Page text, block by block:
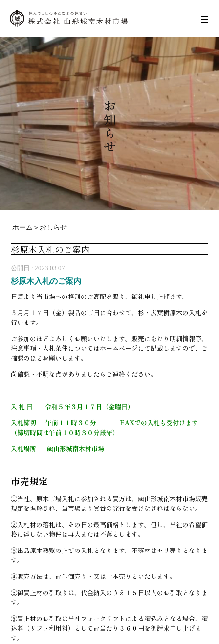
ホーム＞おしらせ
杉原木入札のご案内
公開日 :2023.03.07
杉原木入札のご案内
日頃より当市場への格別のご高配を賜り、御礼申し上げます。
３月月１７日（金）製品の市日に合わせて、杉・広葉樹原木の入札を
行います。
ご参加のほどよろしくお願いいたします。販売にあたり明細情報等、
注意事項・入札条件についてはホームページにて記載しますので、ご
確認のほどお願いします。
尚確認・不明な点がありましたらご連絡ください。
入 札 日 令和５年３月１７日（金曜日）
入札締切 午前１１時３０分 FAXでの入札も受付けます
（締切時間は午前１０時３０分厳守）
入札場所 ㈱山形城南木材市場
市売規定
①当社、原木市場入札に参加される買方は、㈱山形城南木材市場販売
規定を理解され、当市場より買番の発行を受けなければならない。
②入札材の落札は、その日の最高価格とします。但し、当社の希望価
格に達しない物件は再入または不落とします。
③出品原木熟覧の上での入札となります。不落材はセリ売りとなりま
す。
④販売方法は、㎥単価売り・又は一本売りといたします。
⑤御買上材の引取りは、代金納入のうえ１５日以内のお引取となりま
す。
⑥買上材のお引取は当社フォークリフトによる積込みとなる場合、積
込料（リフト利用料）として㎥当たり３６０円を御請求申し上げま
す。